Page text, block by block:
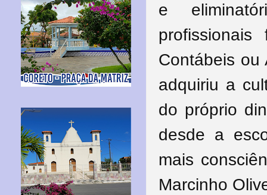
e
profissionais
Contábeis ou
adquiriu a
do próprio
desde a
mais
Marcinho